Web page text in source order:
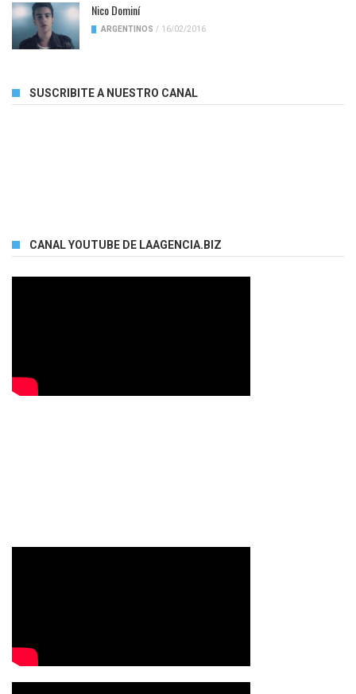
Nico Dominí
ARGENTINOS / 16/02/2016
SUSCRIBITE A NUESTRO CANAL
CANAL YOUTUBE DE LAAGENCIA.BIZ